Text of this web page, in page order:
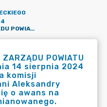
UCHWAŁA NR 30/2024 ZARZĄDU POWIATU ZGORZELECKIEGO Z DNIA 14 SIERPNIA 2024 R. W SPRAWIE POWOŁANIA KOMISJI EGZAMINACYJNEJ DLA PANI ALEKSANDRY SZPUNAR UBIEGAJĄCEJ SIĘ O AWANS NA STOPIEŃ NAUCZYCIELA MIANOWANEGO.
POWIATU
14 sierpnia 2024
komisji
Aleksandry
o awans na